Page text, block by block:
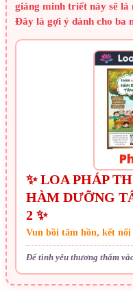
giảng minh triết này sẽ là
Đây là gợi ý dành cho ba
✨ LOA PHÁP
HÀM DƯỠNG
2 ✨
Vun bồi tâm hồn, kết
Để tình yêu thương thấm